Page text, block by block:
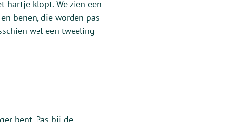
hartje klopt. We zien een
benen, die worden pas
wel een tweeling
bent. Pas bij de